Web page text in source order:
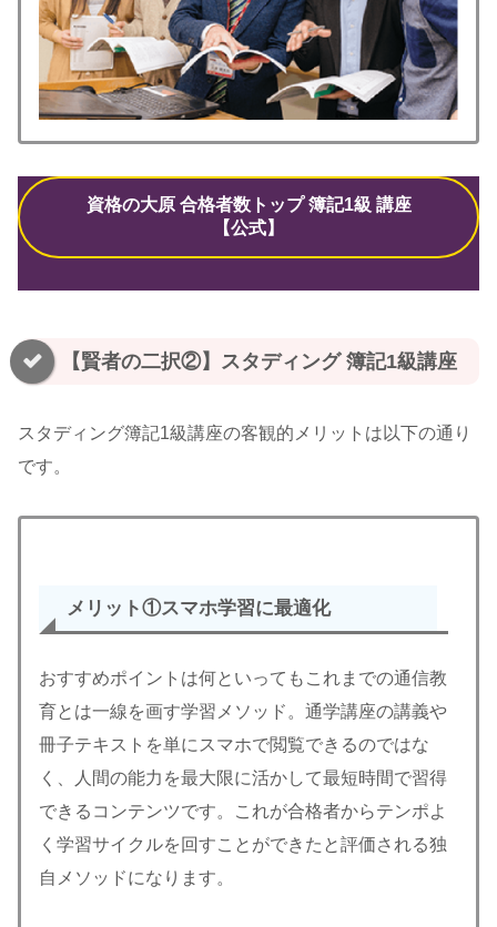
資格の大原 合格者数トップ 簿記1級 講座
【公式】
【賢者の二択②】スタディング 簿記1級講座
スタディング簿記1級講座の客観的メリットは以下の通り
です。
メリット①スマホ学習に最適化
おすすめポイントは何といってもこれまでの通信教
育とは一線を画す学習メソッド。通学講座の講義や
冊子テキストを単にスマホで閲覧できるのではな
く、人間の能力を最大限に活かして最短時間で習得
できるコンテンツです。これが合格者からテンポよ
く学習サイクルを回すことができたと評価される独
自メソッドになります。